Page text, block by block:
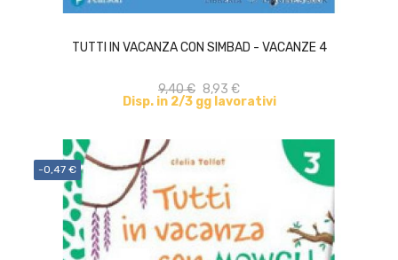
TUTTI IN VACANZA CON SIMBAD - VACANZE 4
9,40 € 8,93 €
Disp. in 2/3 gg lavorativi
-0,47 €